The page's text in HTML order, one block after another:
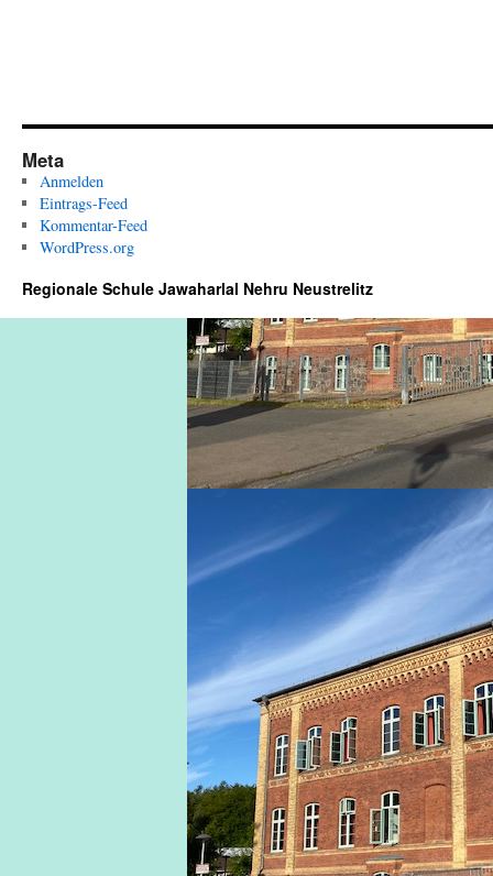
Meta
Anmelden
Eintrags-Feed
Kommentar-Feed
WordPress.org
Regionale Schule Jawaharlal Nehru Neustrelitz